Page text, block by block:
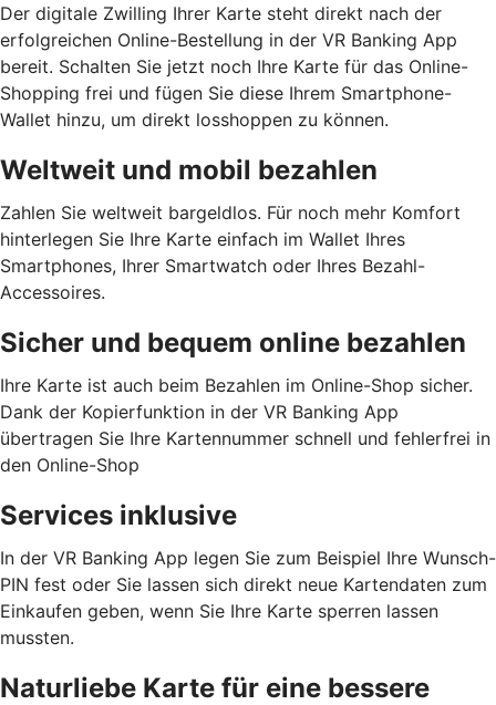
Der digitale Zwilling Ihrer Karte steht direkt nach der
erfolgreichen Online-Bestellung in der VR Banking App
bereit. Schalten Sie jetzt noch Ihre Karte für das Online-
Shopping frei und fügen Sie diese Ihrem Smartphone-
Wallet hinzu, um direkt losshoppen zu können.
Weltweit und mobil bezahlen
Zahlen Sie weltweit bargeldlos. Für noch mehr Komfort
hinterlegen Sie Ihre Karte einfach im Wallet Ihres
Smartphones, Ihrer Smartwatch oder Ihres Bezahl-
Accessoires.
Sicher und bequem online bezahlen
Ihre Karte ist auch beim Bezahlen im Online-Shop sicher.
Dank der Kopierfunktion in der VR Banking App
übertragen Sie Ihre Kartennummer schnell und fehlerfrei in
den Online-Shop
Services inklusive
In der VR Banking App legen Sie zum Beispiel Ihre Wunsch-
PIN fest oder Sie lassen sich direkt neue Kartendaten zum
Einkaufen geben, wenn Sie Ihre Karte sperren lassen
mussten.
Naturliebe Karte für eine bessere